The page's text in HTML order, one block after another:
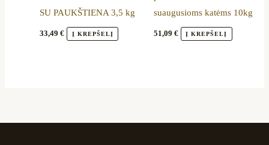
SU PAUKŠTIENA 3,5 kg
33,49€ Į KREPŠELĮ
suaugusioms katėms 10kg
51,09 € Į KREPŠELĮ